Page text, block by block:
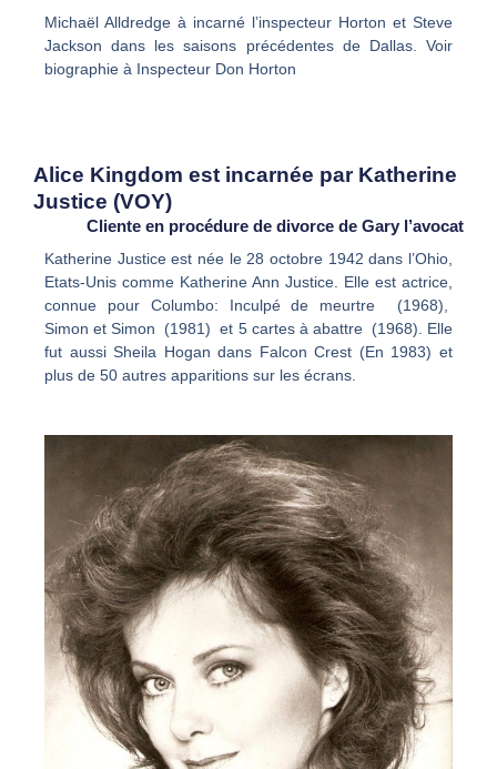
Michaël Alldredge à incarné l’inspecteur Horton et Steve
Jackson dans les saisons précédentes de Dallas. Voir
biographie à Inspecteur Don Horton
Alice Kingdom est incarnée par Katherine
Justice (VOY)
Cliente en procédure de divorce de Gary l’avocat
Katherine Justice est née le 28 octobre 1942 dans l’Ohio,
Etats-Unis comme Katherine Ann Justice. Elle est actrice,
connue pour Columbo: Inculpé de meurtre (1968),
Simon et Simon (1981) et 5 cartes à abattre (1968). Elle
fut aussi Sheila Hogan dans Falcon Crest (En 1983) et
plus de 50 autres apparitions sur les écrans.